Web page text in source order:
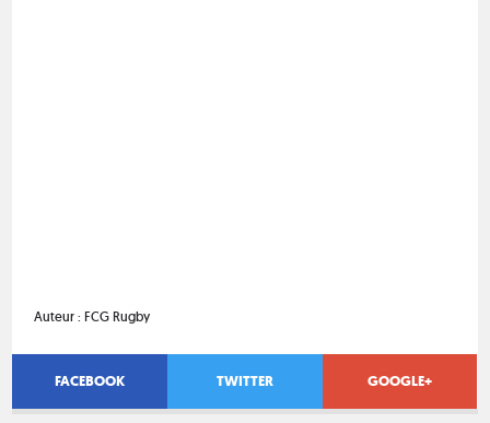
Auteur :FCG Rugby
FACEBOOK TWITTER GOOGLE+